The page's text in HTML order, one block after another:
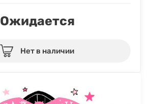
Ожидается
Нет в наличии